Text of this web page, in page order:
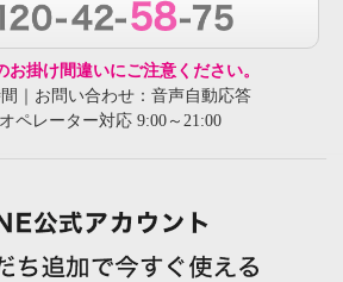
掛け間違いにご注意ください。
｜お問い合わせ：音声自動応答
ペレーター対応 9:00～21:00